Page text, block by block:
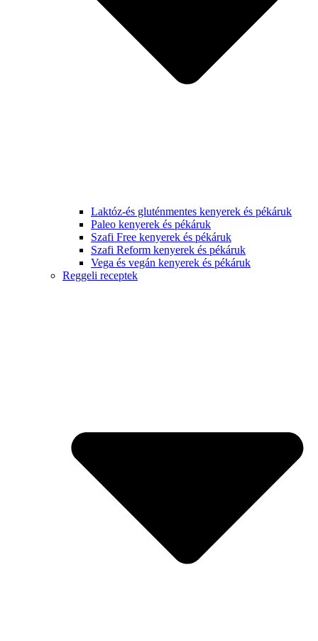
Laktóz-és gluténmentes kenyerek és pékáruk
Paleo kenyerek és pékáruk
Szafi Free kenyerek és pékáruk
Szafi Reform kenyerek és pékáruk
Vega és vegán kenyerek és pékáruk
Reggeli receptek